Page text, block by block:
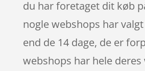
du har foretaget dit køb
nogle webshops har
end de 14 dage, de er
webshops har hele